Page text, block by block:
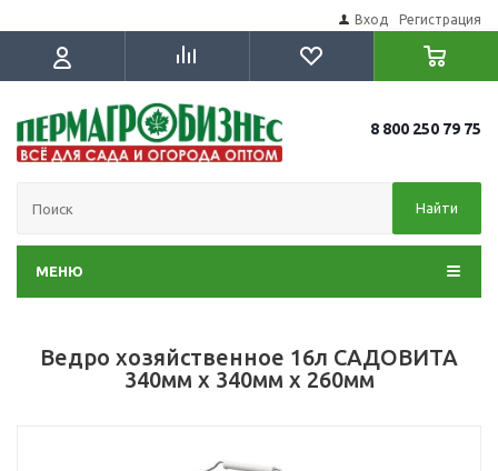
Вход Регистрация
8 800 250 79 75
Найти
МЕНЮ
Ведро хозяйственное 16л САДОВИТА
340мм x 340мм x 260мм